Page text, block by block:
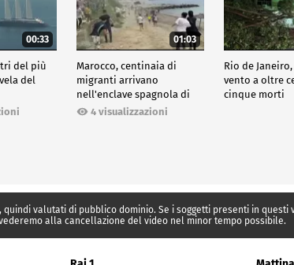
00:33
del più
del
01:03
Marocco, centinaia di
migranti arrivano
nell'enclave spagnola di
Ceuta4 visualizzazioni
Rio de
vento a oltre
cinque morti
valutati di pubblico dominio. Se i soggetti presenti in
alla cancellazione del video nel minor tempo possibile.